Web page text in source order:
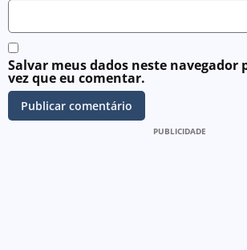
Salvar meus dados neste navegador
vez que eu comentar.
PUBLICIDADE